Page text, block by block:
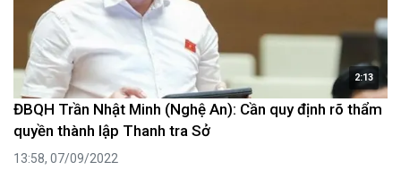
2:13
ĐBQH Trần Nhật Minh (Nghệ An): Cần quy định rõ thẩm
quyền thành lập Thanh tra Sở
13:58, 07/09/2022